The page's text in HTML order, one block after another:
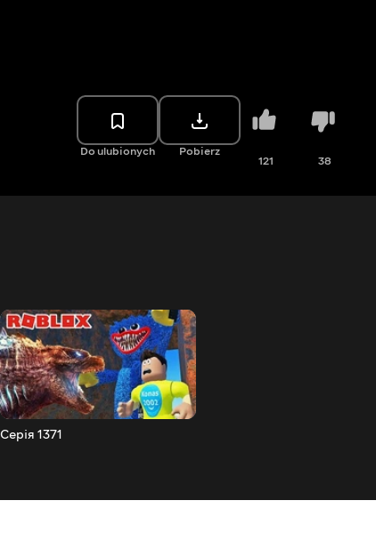
Do ulubionych Pobierz
121 38
Серія 1371